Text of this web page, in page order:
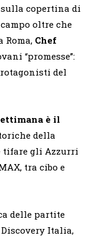
copertina di
oltre che
Chef
“promesse”:
del
è il
della
tifare gli Azzurri
tra cibo e
delle partite
Italia,